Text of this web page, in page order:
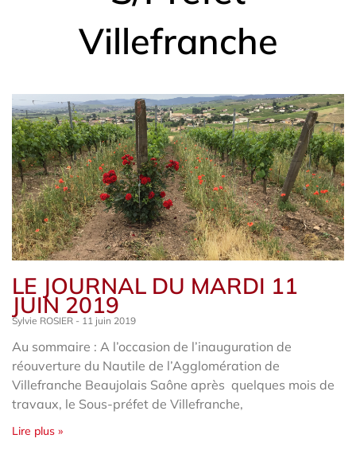
Villefranche
LE JOURNAL DU MARDI 11
JUIN 2019
Sylvie ROSIER 11 juin 2019
Au sommaire : A l’occasion de l’inauguration de
réouverture du Nautile de l’Agglomération de
Villefranche Beaujolais Saône après quelques mois de
travaux, le Sous-préfet de Villefranche,
Lire plus »